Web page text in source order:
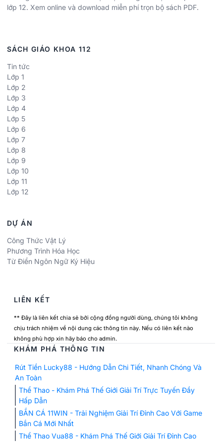
lớp 12. Xem online và download miễn phí trọn bộ sách PDF.
SÁCH GIÁO KHOA 112
Tin tức
Lớp 1
Lớp 2
Lớp 3
Lớp 4
Lớp 5
Lớp 6
Lớp 7
Lớp 8
Lớp 9
Lớp 10
Lớp 11
Lớp 12
DỰ ÁN
Công Thức Vật Lý
Phương Trình Hóa Học
Từ Điển Ngôn Ngữ Ký Hiệu
LIÊN KẾT
** Đây là liên kết chia sẻ bởi cộng đồng người dùng, chúng tôi không
chịu trách nhiệm về nội dung các thông tin này. Nếu có liên kết nào
không phù hợp xin hãy báo cho admin.
KHÁM PHÁ THÔNG TIN
Rút Tiền Lucky88 - Hướng Dẫn Chi Tiết, Nhanh Chóng Và
An Toàn
Thể Thao - Khám Phá Thế Giới Giải Trí Trực Tuyến Đầy
Hấp Dẫn
BẮN CÁ 11WIN - Trải Nghiệm Giải Trí Đỉnh Cao Với Game
Bắn Cá Mới Nhất
Thể Thao Vua88 - Khám Phá Thế Giới Giải Trí Đỉnh Cao